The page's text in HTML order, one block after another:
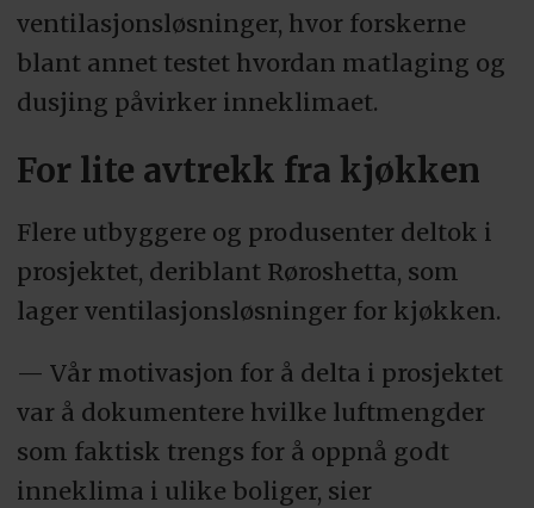
ventilasjonsløsninger, hvor forskerne
blant annet testet hvordan matlaging og
dusjing påvirker inneklimaet.
For lite avtrekk fra kjøkken
Flere utbyggere og produsenter deltok i
prosjektet, deriblant Røroshetta, som
lager ventilasjonsløsninger for kjøkken.
— Vår motivasjon for å delta i prosjektet
var å dokumentere hvilke luftmengder
som faktisk trengs for å oppnå godt
inneklima i ulike boliger, sier